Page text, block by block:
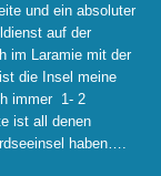
und ein absoluter
auf der
im Laramie mit der
die Insel meine
immer 1- 2
ist all denen
haben….